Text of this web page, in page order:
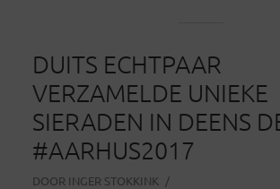
DUITS ECHTPAAR
VERZAMELDE UNIEKE
SIERADEN IN DEENS
#AARHUS2017
DOOR INGER STOKKINK